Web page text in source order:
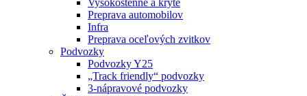
Vysokostenné a kryté
Preprava automobilov
Infra
Preprava oceľových zvitkov
Podvozky
Podvozky Y25
„Track friendly“ podvozky
3-nápravové podvozky